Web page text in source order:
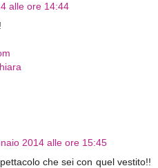
alle ore 14:44
2014 alle ore 15:45
che sei con quel vestito!!